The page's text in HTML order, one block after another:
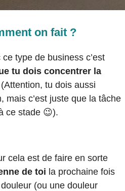
on fait ?
type de business c’est
tu dois concentrer la
(Attention, tu dois aussi
mais c’est juste que la tâche
ce stade 😉).
cela est de faire en sorte
de toi la prochaine fois
(ou une douleur